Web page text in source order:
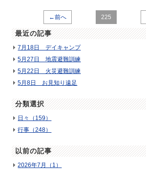
←前へ 225
最近の記事
7月18日 デイキャンプ
5月27日 地震避難訓練
5月22日 火災避難訓練
5月8日 お見知り遠足
分類選択
日々（159）
行事（248）
以前の記事
2026年7月（1）